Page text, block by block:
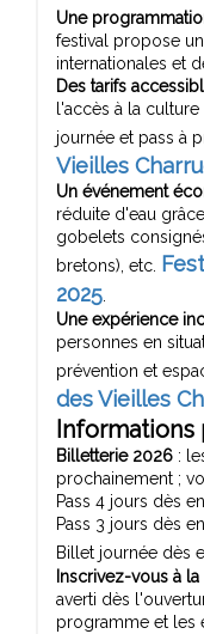
Une
festival propose
internationales et
Des tarifs
l'accès à la
journée et pass à
Vieilles
Un événement
réduite d'eau
gobelets
bretons), etc.
2025
Une expérience
personnes en
prévention et
des Vieilles
Billetterie 2026 :
prochainement ;
Pass 4 jours dès
Pass 3 jours dès
Billet journée dès
Inscrivez-vous à
averti dès
programme et les